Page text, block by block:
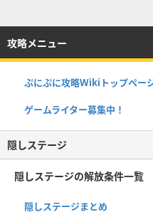
攻略メニュー
ぷにぷに攻略Wikiトップペー
ゲームライター募集中！
隠しステージ
隠しステージの解放条件一覧
隠しステージまとめ